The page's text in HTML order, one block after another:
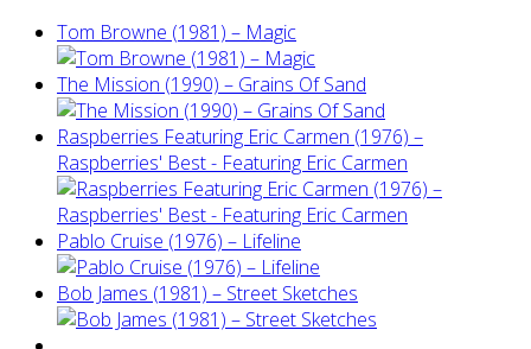
Tom Browne (1981) – Magic
The Mission (1990) – Grains Of Sand
Raspberries Featuring Eric Carmen (1976) –
Raspberries' Best - Featuring Eric Carmen
Pablo Cruise (1976) – Lifeline
Bob James (1981) – Street Sketches